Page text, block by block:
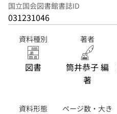
国立国会図書館書誌ID
031231046
資料種別
図書
著者
筒井恭子 編
著
資料形態
ページ数・大き